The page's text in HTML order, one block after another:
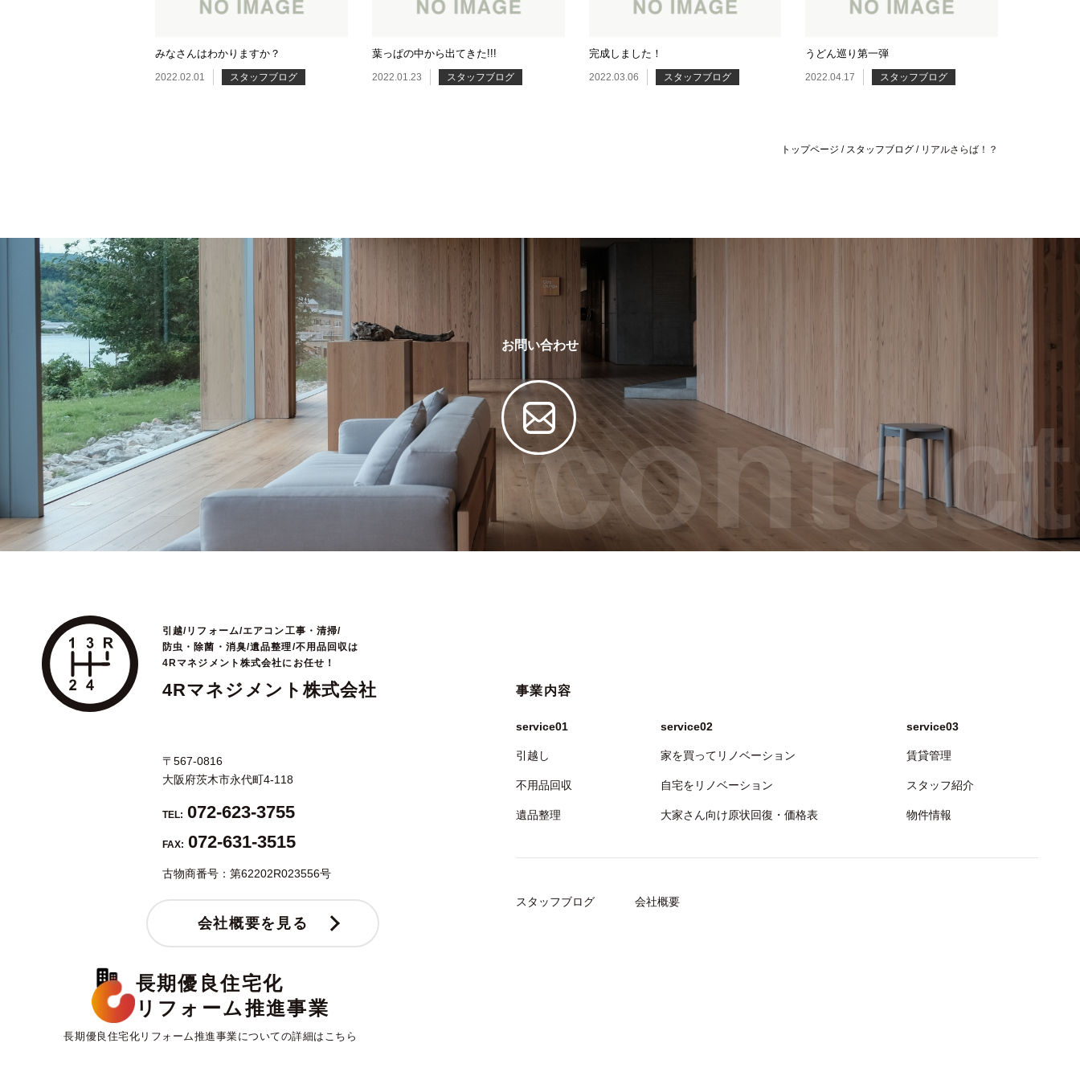
みなさんはわかりますか？
2022.02.01 スタッフブログ
葉っぱの中から出てきた!!!
2022.01.23 スタッフブログ
完成しました！
2022.03.06 スタッフブログ
うどん巡り第一弾
2022.04.17 スタッフブログ
トップページ / スタッフブログ / リアルさらば！？
お問い合わせ
contact
引越/リフォーム/エアコン工事・清掃/
防虫・除菌・消臭/遺品整理/不用品回収は
4Rマネジメント株式会社にお任せ！
4Rマネジメント株式会社
〒567-0816
大阪府茨木市永代町4-118
TEL: 072-623-3755
FAX: 072-631-3515
古物商番号：第62202R023556号
会社概要を見る
長期優良住宅化
リフォーム推進事業
長期優良住宅化リフォーム推進事業についての詳細はこちら
事業内容
service01
引越し
不用品回収
遺品整理
service02
家を買ってリノベーション
自宅をリノベーション
大家さん向け原状回復・価格表
service03
賃貸管理
スタッフ紹介
物件情報
スタッフブログ 会社概要